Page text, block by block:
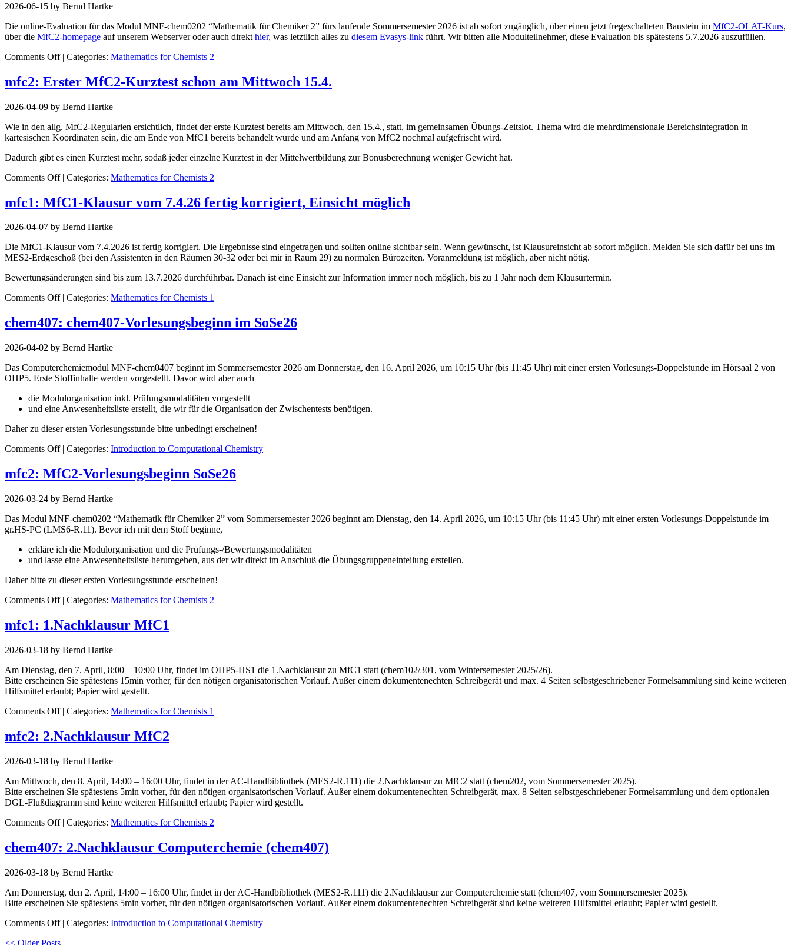
2026-06-15 by Bernd Hartke
Die online-Evaluation für das Modul MNF-chem0202 “Mathematik für Chemiker 2” fürs laufende Sommersemester 2026 ist ab sofort zugänglich, über einen jetzt fregeschalteten Baustein im MfC2-OLAT-Kurs,
über die MfC2-homepage auf unserem Webserver oder auch direkt hier, was letztlich alles zu diesem Evasys-link führt. Wir bitten alle Modulteilnehmer, diese Evaluation bis spätestens 5.7.2026 auszufüllen.
Comments Offon
Evaluation
SoSe26
| Categories: Mathematics for Chemists 2
mfc2: Erster MfC2-Kurztest schon am Mittwoch 15.4.
2026-04-09 by Bernd Hartke
Wie in den allg. MfC2-Regularien ersichtlich, findet der erste Kurztest bereits am Mittwoch, den 15.4., statt, im gemeinsamen Übungs-Zeitslot. Thema wird die mehrdimensionale Bereichsintegration in
kartesischen Koordinaten sein, die am Ende von MfC1 bereits behandelt wurde und am Anfang von MfC2 nochmal aufgefrischt wird.
Dadurch gibt es einen Kurztest mehr, sodaß jeder einzelne Kurztest in der Mittelwertbildung zur Bonusberechnung weniger Gewicht hat.
Comments Offon
MfC2-
Kurztest
am
15.4.
| Categories: Mathematics for Chemists 2
mfc1: MfC1-Klausur vom 7.4.26 fertig korrigiert, Einsicht möglich
2026-04-07 by Bernd Hartke
Die MfC1-Klausur vom 7.4.2026 ist fertig korrigiert. Die Ergebnisse sind eingetragen und sollten online sichtbar sein. Wenn gewünscht, ist Klausureinsicht ab sofort möglich. Melden Sie sich dafür bei uns im
MES2-Erdgeschoß (bei den Assistenten in den Räumen 30-32 oder bei mir in Raum 29) zu normalen Bürozeiten. Voranmeldung ist möglich, aber nicht nötig.
Bewertungsänderungen sind bis zum 13.7.2026 durchführbar. Danach ist eine Einsicht zur Information immer noch möglich, bis zu 1 Jahr nach dem Klausurtermin.
Comments Offon
Klausur
vom
fertig
Einsicht
möglich
| Categories: Mathematics for Chemists 1
chem407: chem407-Vorlesungsbeginn im SoSe26
2026-04-02 by Bernd Hartke
Das Computerchemiemodul MNF-chem0407 beginnt im Sommersemester 2026 am Donnerstag, den 16. April 2026, um 10:15 Uhr (bis 11:45 Uhr) mit einer ersten Vorlesungs-Doppelstunde im Hörsaal 2 von
OHP5. Erste Stoffinhalte werden vorgestellt. Davor wird aber auch
die Modulorganisation inkl. Prüfungsmodalitäten vorgestellt
und eine Anwesenheitsliste erstellt, die wir für die Organisation der Zwischentests benötigen.
Daher zu dieser ersten Vorlesungsstunde bitte unbedingt erscheinen!
Comments Offon
Vorlesungsbeginn
im
| Categories: Introduction to Computational Chemistry
mfc2: MfC2-Vorlesungsbeginn SoSe26
2026-03-24 by Bernd Hartke
Das Modul MNF-chem0202 “Mathematik für Chemiker 2” vom Sommersemester 2026 beginnt am Dienstag, den 14. April 2026, um 10:15 Uhr (bis 11:45 Uhr) mit einer ersten Vorlesungs-Doppelstunde im
gr.HS-PC (LMS6-R.11). Bevor ich mit dem Stoff beginne,
erkläre ich die Modulorganisation und die Prüfungs-/Bewertungsmodalitäten
und lasse eine Anwesenheitsliste herumgehen, aus der wir direkt im Anschluß die Übungsgruppeneinteilung erstellen.
Daher bitte zu dieser ersten Vorlesungsstunde erscheinen!
Comments Offon
Vorlesungsbeginn
SoSe26
| Categories: Mathematics for Chemists 2
mfc1: 1.Nachklausur MfC1
2026-03-18 by Bernd Hartke
Am Dienstag, den 7. April, 8:00 – 10:00 Uhr, findet im OHP5-HS1 die 1.Nachklausur zu MfC1 statt (chem102/301, vom Wintersemester 2025/26).
Bitte erscheinen Sie spätestens 15min vorher, für den nötigen organisatorischen Vorlauf. Außer einem dokumentenechten Schreibgerät und max. 4 Seiten selbstgeschriebener Formelsammlung sind keine weiteren
Hilfsmittel erlaubt; Papier wird gestellt.
Comments Offon
MfC1
| Categories: Mathematics for Chemists 1
mfc2: 2.Nachklausur MfC2
2026-03-18 by Bernd Hartke
Am Mittwoch, den 8. April, 14:00 – 16:00 Uhr, findet in der AC-Handbibliothek (MES2-R.111) die 2.Nachklausur zu MfC2 statt (chem202, vom Sommersemester 2025).
Bitte erscheinen Sie spätestens 5min vorher, für den nötigen organisatorischen Vorlauf. Außer einem dokumentenechten Schreibgerät, max. 8 Seiten selbstgeschriebener Formelsammlung und dem optionalen
DGL-Flußdiagramm sind keine weiteren Hilfsmittel erlaubt; Papier wird gestellt.
Comments Offon
MfC2
| Categories: Mathematics for Chemists 2
chem407: 2.Nachklausur Computerchemie (chem407)
2026-03-18 by Bernd Hartke
Am Donnerstag, den 2. April, 14:00 – 16:00 Uhr, findet in der AC-Handbibliothek (MES2-R.111) die 2.Nachklausur zur Computerchemie statt (chem407, vom Sommersemester 2025).
Bitte erscheinen Sie spätestens 5min vorher, für den nötigen organisatorischen Vorlauf. Außer einem dokumentenechten Schreibgerät sind keine weiteren Hilfsmittel erlaubt; Papier wird gestellt.
Comments Offon
| Categories: Introduction to Computational Chemistry
<< Older Posts